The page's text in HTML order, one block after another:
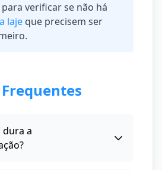
verificar se não há
laje que precisem ser
a